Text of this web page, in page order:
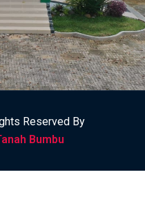
Reserved By
Bumbu